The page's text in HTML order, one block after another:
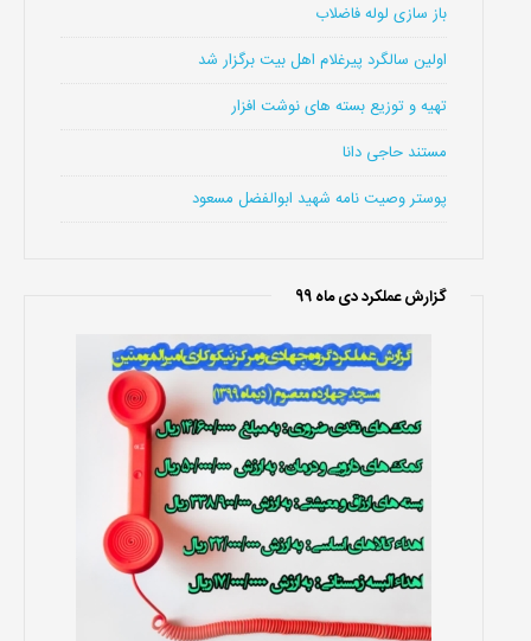
باز سازی لوله فاضلاب
اولین سالگرد پیرغلام اهل بیت برگزار شد
تهیه و توزیع بسته های نوشت افزار
مستند حاجی دانا
پوستر وصیت نامه شهید ابوالفضل مسعود
گزارش عملکرد دی ماه 99